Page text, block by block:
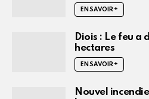
EN SAVOIR +
Diois : Le feu a
hectares
EN SAVOIR +
Nouvel